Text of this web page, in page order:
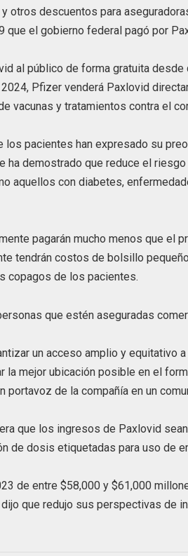
otros descuentos para
el gobierno federal pagó por
al público de forma gratuita
Pfizer venderá Paxlovid
vacunas y tratamientos contra el
pacientes han expresado su
ha demostrado que reduce el
aquellos con diabetes,
pagarán mucho menos que el
tendrán costos de bolsillo
copagos de los pacientes.
que estén aseguradas
un acceso amplio y equitativo
mejor ubicación posible en el
de la compañía en un
que los ingresos de Paxlovid
de dosis etiquetadas para uso de
de entre $58,000 y $61,000
que redujo sus perspectivas de